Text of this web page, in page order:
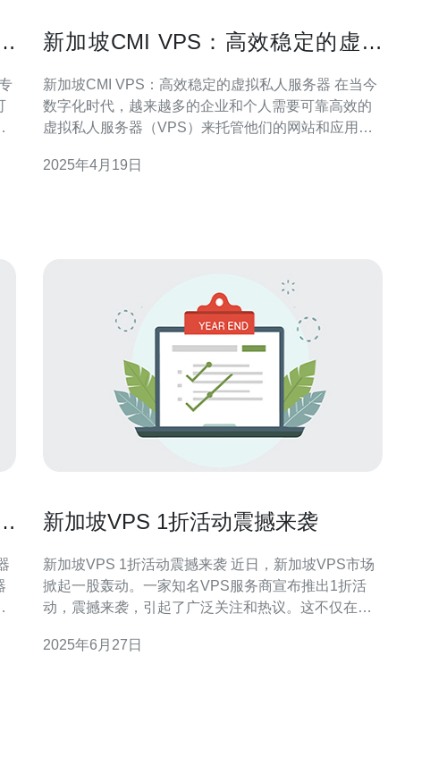
新加坡CMI VPS：高效稳定的虚拟
新加坡CMI VPS：高效稳定的虚拟私人服务器 在当今
数字化时代，越来越多的企业和个人需要可靠高效的
虚拟私人服务器（VPS）来托管他们的网站和应用程
商，以其高效稳定的服务而闻名。本文将介绍新加坡
2025年4月19日
新加坡VPS 1折活动震撼来袭
新加坡VPS 1折活动震撼来袭 近日，新加坡VPS市场
掀起一股轰动。一家知名VPS服务商宣布推出1折活
动，震撼来袭，引起了广泛关注和热议。这不仅在业
悉，这次的1折活动包括了新加坡VPS的多个套餐，用
2025年6月27日